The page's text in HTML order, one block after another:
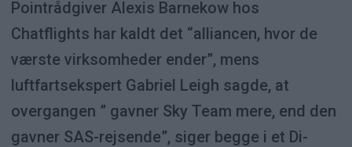
Pointrådgiver Alexis Barnekow hos
Chatflights har kaldt det “alliancen, hvor de
værste virksomheder ender”, mens
luftfartsekspert Gabriel Leigh sagde, at
overgangen ” gavner Sky Team mere, end den
gavner SAS-rejsende”, siger begge i et Di-